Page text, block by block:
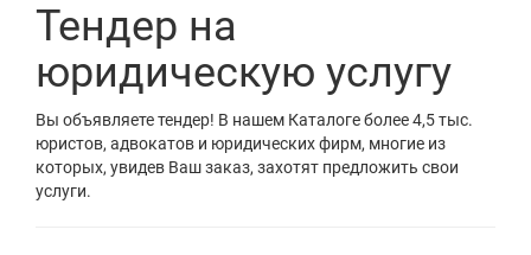
Тендер на
юридическую услугу
Вы объявляете тендер! В нашем Каталоге более 4,5 тыс.
юристов, адвокатов и юридических фирм, многие из
которых, увидев Ваш заказ, захотят предложить свои
услуги.